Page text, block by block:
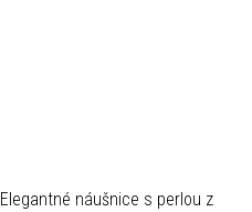
Elegantné náušnice s perlou z